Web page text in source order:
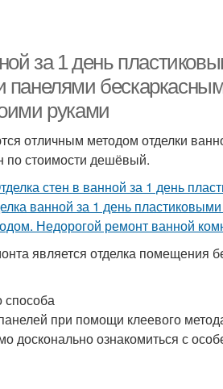
за 1 день
панелями
руками
отличным методом отделки
по стоимости дешёвый.
является отделка помещения
способа
при помощи клеевого
досконально ознакомиться с